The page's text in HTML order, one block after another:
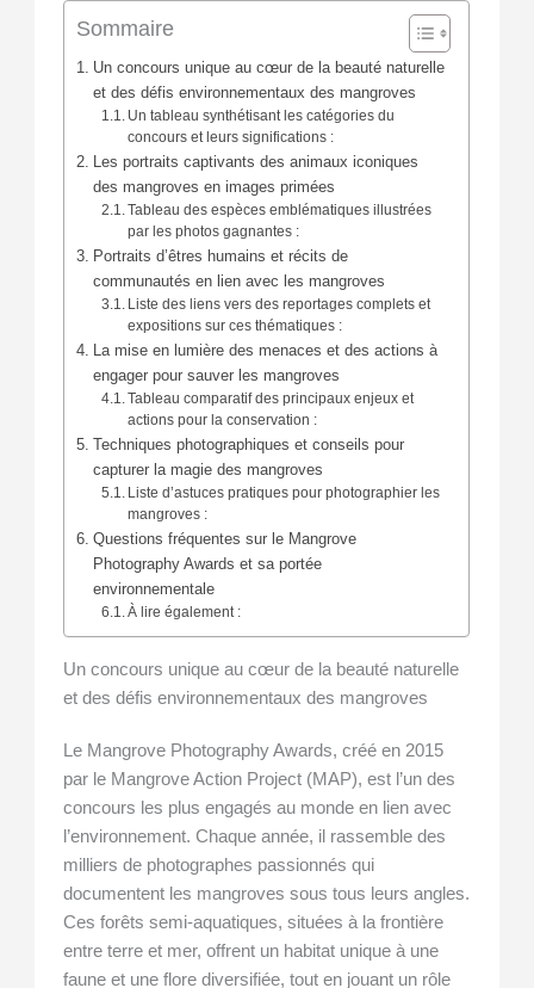
Sommaire
Un concours unique au cœur de la beauté naturelle
et des défis environnementaux des mangroves
Un tableau synthétisant les catégories du
concours et leurs significations :
Les portraits captivants des animaux iconiques
des mangroves en images primées
Tableau des espèces emblématiques illustrées
par les photos gagnantes :
Portraits d’êtres humains et récits de
communautés en lien avec les mangroves
Liste des liens vers des reportages complets et
expositions sur ces thématiques :
La mise en lumière des menaces et des actions à
engager pour sauver les mangroves
Tableau comparatif des principaux enjeux et
actions pour la conservation :
Techniques photographiques et conseils pour
capturer la magie des mangroves
Liste d’astuces pratiques pour photographier les
mangroves :
Questions fréquentes sur le Mangrove
Photography Awards et sa portée
environnementale
À lire également :
Un concours unique au cœur de la beauté naturelle
et des défis environnementaux des mangroves
Le Mangrove Photography Awards, créé en 2015
par le Mangrove Action Project (MAP), est l’un des
concours les plus engagés au monde en lien avec
l’environnement. Chaque année, il rassemble des
milliers de photographes passionnés qui
documentent les mangroves sous tous leurs angles.
Ces forêts semi-aquatiques, situées à la frontière
entre terre et mer, offrent un habitat unique à une
faune et une flore diversifiée, tout en jouant un rôle